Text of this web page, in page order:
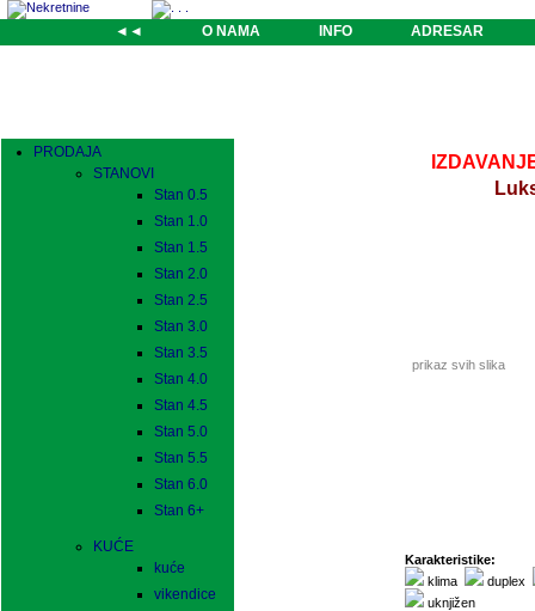
◄◄ O NAMA INFO ADRESAR
PRODAJA
STANOVI
Stan 0.5
Stan 1.0
Stan 1.5
Stan 2.0
Stan 2.5
Stan 3.0
Stan 3.5
Stan 4.0
Stan 4.5
Stan 5.0
Stan 5.5
Stan 6.0
Stan 6+
KUĆE
kuće
vikendice
prikaz svih slika
Karakteristike:
klima
duplex
uknjižen